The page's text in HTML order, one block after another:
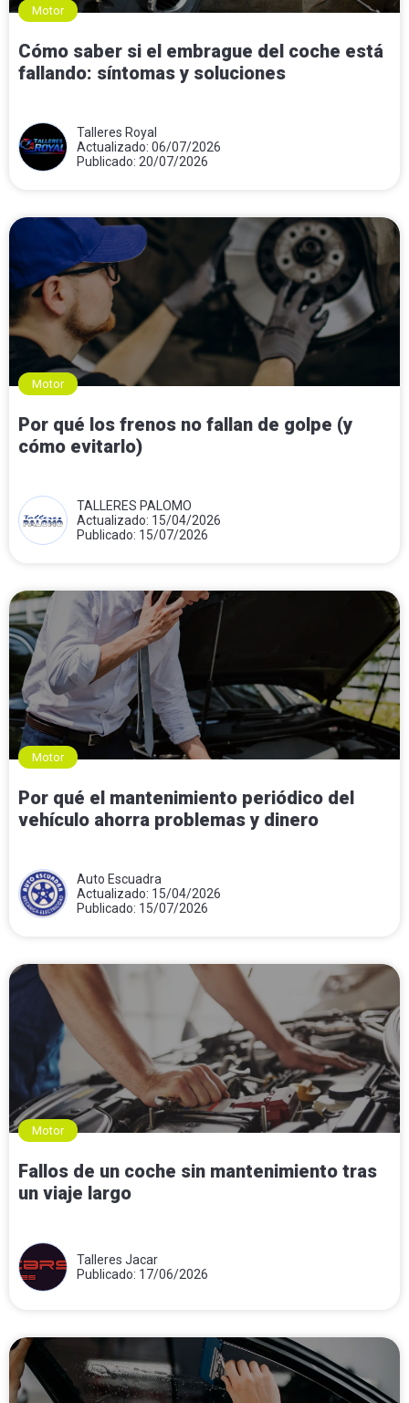
Motor
Cómo saber si el embrague del coche está
fallando: síntomas y soluciones
Talleres Royal
Actualizado: 06/07/2026
Publicado: 20/07/2026
Motor
Por qué los frenos no fallan de golpe (y
cómo evitarlo)
TALLERES PALOMO
Actualizado: 15/04/2026
Publicado: 15/07/2026
Motor
Por qué el mantenimiento periódico del
vehículo ahorra problemas y dinero
Auto Escuadra
Actualizado: 15/04/2026
Publicado: 15/07/2026
Motor
Fallos de un coche sin mantenimiento tras
un viaje largo
Talleres Jacar
Publicado: 17/06/2026